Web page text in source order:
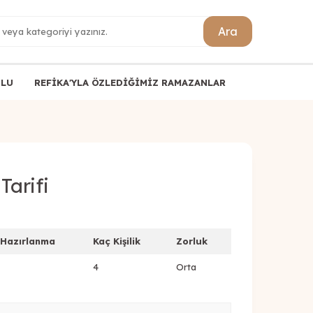
Ara
REFİKA'YLA ÖZLEDİĞİMİZ RAMAZANLAR
Hazırlanma Kaç Kişilik Zorluk
4 Orta